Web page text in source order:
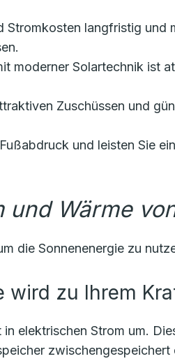
Stromkosten langfristig und
moderner Solartechnik ist
Zuschüssen und
und leisten Sie
und Wärme
die Sonnenenergie zu
wird zu Ihrem
elektrischen Strom um.